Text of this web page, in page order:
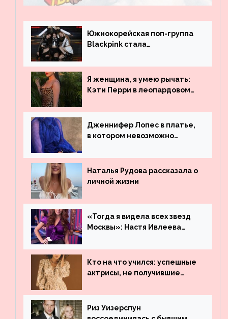
Южнокорейская поп-группа
Blackpink стала
просмотрам на YouTube. Они
обогнали даже Джастина
Бибера
Я женщина, я умею рычать:
Кэти Перри в леопардовом
Дженнифер Лопес в платье,
в котором невозможно
Наталья Рудова рассказала о
личной жизни
«Тогда я видела всех звезд
Москвы»: Настя Ивлеева
популярности и выложила
архивные фото
Кто на что учился: успешные
актрисы, не получившие
Риз Уизерспун